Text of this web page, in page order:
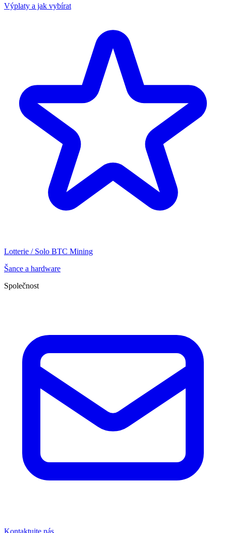
Výplaty a jak vybírat
Lotterie / Solo BTC Mining
Šance a hardware
Společnost
Kontaktujte nás